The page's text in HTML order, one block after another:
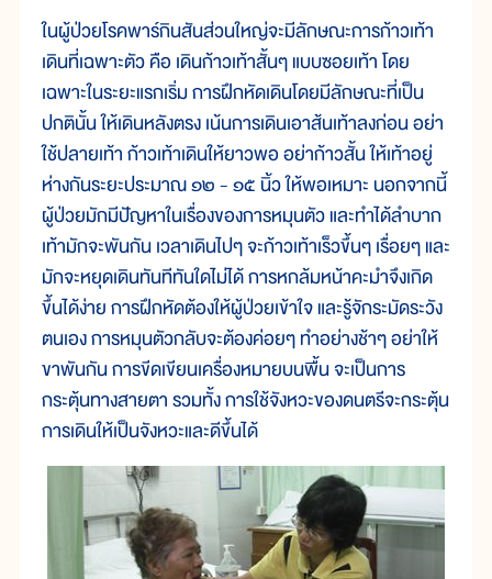
ในผู้ป่วยโรคพาร์กินสันส่วนใหญ่จะมีลักษณะการก้าวเท้า
เดินที่เฉพาะตัว คือ เดินก้าวเท้าสั้นๆ แบบซอยเท้า โดย
เฉพาะในระยะแรกเริ่ม การฝึกหัดเดินโดยมีลักษณะที่เป็น
ปกตินั้น ให้เดินหลังตรง เน้นการเดินเอาส้นเท้าลงก่อน อย่า
ใช้ปลายเท้า ก้าวเท้าเดินให้ยาวพอ อย่าก้าวสั้น ให้เท้าอยู่
ห่างกันระยะประมาณ ๑๒ - ๑๕ นิ้ว ให้พอเหมาะ นอกจากนี้
ผู้ป่วยมักมีปัญหาในเรื่องของการหมุนตัว และทำได้ลำบาก
เท้ามักจะพันกัน เวลาเดินไปๆ จะก้าวเท้าเร็วขึ้นๆ เรื่อยๆ และ
มักจะหยุดเดินทันทีทันใดไม่ได้ การหกล้มหน้าคะมำจึงเกิด
ขึ้นได้ง่าย การฝึกหัดต้องให้ผู้ป่วยเข้าใจ และรู้จักระมัดระวัง
ตนเอง การหมุนตัวกลับจะต้องค่อยๆ ทำอย่างช้าๆ อย่าให้
ขาพันกัน การขีดเขียนเครื่องหมายบนพื้น จะเป็นการ
กระตุ้นทางสายตา รวมทั้ง การใช้จังหวะของดนตรีจะกระตุ้น
การเดินให้เป็นจังหวะและดีขึ้นได้